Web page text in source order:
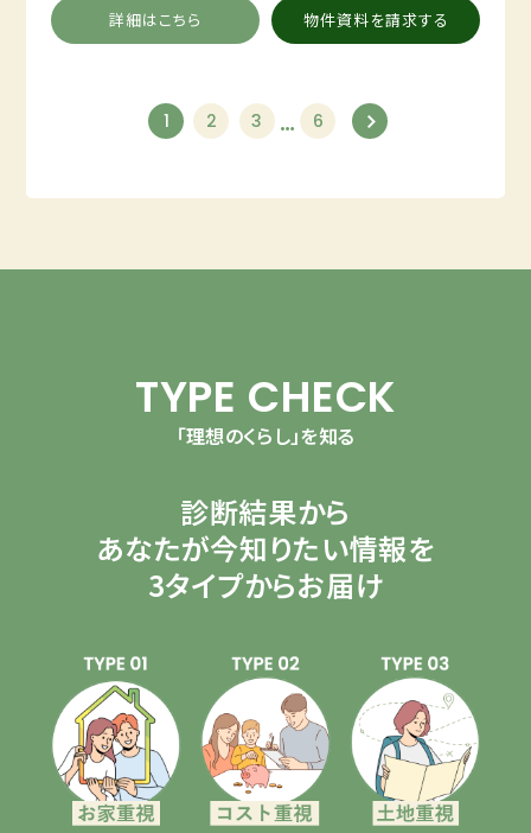
詳細はこちら 物件資料を請求する
1 2 3 … 6
TYPE CHECK
「理想のくらし」を知る
診断結果から
あなたが今知りたい情報を
3タイプからお届け